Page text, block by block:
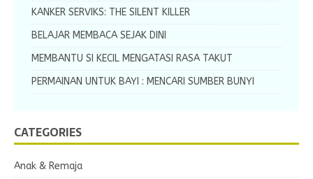
KANKER SERVIKS: THE SILENT KILLER
BELAJAR MEMBACA SEJAK DINI
MEMBANTU SI KECIL MENGATASI RASA TAKUT
PERMAINAN UNTUK BAYI : MENCARI SUMBER BUNYI
CATEGORIES
Anak & Remaja